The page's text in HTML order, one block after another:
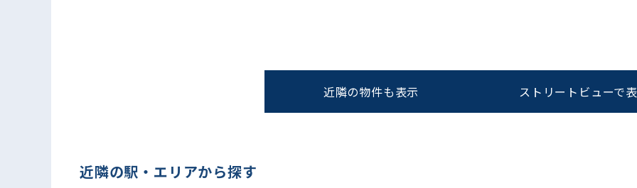
スムーズにご案内できます
0120-620-213
電話でお問い合わせ
近隣の物件も表示 ストリートビューで
近隣の駅・エリアから探す